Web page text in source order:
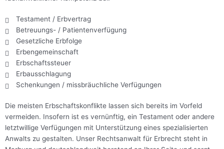
Testament / Erbvertrag
Betreuungs- / Patientenverfügung
Gesetzliche Erbfolge
Erbengemeinschaft
Erbschaftssteuer
Erbausschlagung
Schenkungen / missbräuchliche Verfügungen
Die meisten Erbschaftskonflikte lassen sich bereits im Vorfeld
vermeiden. Insofern ist es vernünftig, ein Testament oder andere
letztwillige Verfügungen mit Unterstützung eines spezialisierten
Anwalts zu gestalten. Unser Rechtsanwalt für Erbrecht steht in